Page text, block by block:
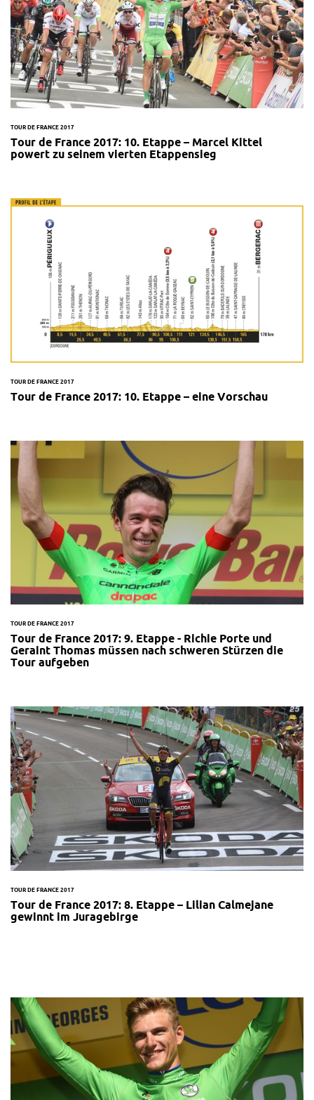
TOUR DE FRANCE 2017
Tour de France 2017: 10. Etappe – Marcel Kittel
powert zu seinem vierten Etappensieg
TOUR DE FRANCE 2017
Tour de France 2017: 10. Etappe – eine Vorschau
TOUR DE FRANCE 2017
Tour de France 2017: 9. Etappe - Richie Porte und
Geraint Thomas müssen nach schweren Stürzen die
Tour aufgeben
TOUR DE FRANCE 2017
Tour de France 2017: 8. Etappe – Lilian Calmejane
gewinnt im Juragebirge